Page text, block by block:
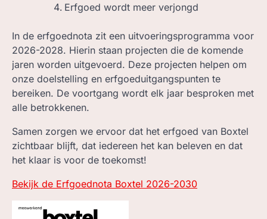
Erfgoed wordt meer verjongd
In de erfgoednota zit een uitvoeringsprogramma voor
2026-2028. Hierin staan projecten die de komende
jaren worden uitgevoerd. Deze projecten helpen om
onze doelstelling en erfgoeduitgangspunten te
bereiken. De voortgang wordt elk jaar besproken met
alle betrokkenen.
Samen zorgen we ervoor dat het erfgoed van Boxtel
zichtbaar blijft, dat iedereen het kan beleven en dat
het klaar is voor de toekomst!
Bekijk de Erfgoednota Boxtel 2026-2030